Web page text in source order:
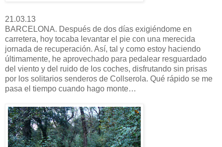
21.03.13
BARCELONA. Después de dos días exigiéndome en
carretera, hoy tocaba levantar el pie con una merecida
jornada de recuperación. Así, tal y como estoy haciendo
últimamente, he aprovechado para pedalear resguardado
del viento y del ruido de los coches, disfrutando sin prisas
por los solitarios senderos de Collserola. Qué rápido se me
pasa el tiempo cuando hago monte…